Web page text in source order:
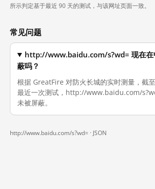
所示判定基于最近 90 天的测试，与该网址页面一致。
常见问题
http://www.baidu.com/s?wd= 现在在
蔽吗？
根据 GreatFire 对防火长城的实时测量，截
最近一次测试，http://www.baidu.com/
未被屏蔽。
http://www.baidu.com/s?wd= · JSON